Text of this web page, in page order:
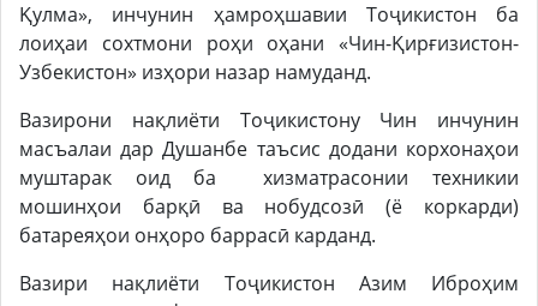
Қулма», инчунин ҳамроҳшавии Тоҷикистон ба
лоиҳаи сохтмони роҳи оҳани «Чин-Қирғизистон-
Узбекистон» изҳори назар намуданд.
Вазирони нақлиёти Тоҷикистону Чин инчунин
масъалаи дар Душанбе таъсис додани корхонаҳои
муштарак оид ба хизматрасонии техникии
мошинҳои барқӣ ва нобудсозӣ (ё коркарди)
батареяҳои онҳоро баррасӣ карданд.
Вазири нақлиёти Тоҷикистон Азим Иброҳим